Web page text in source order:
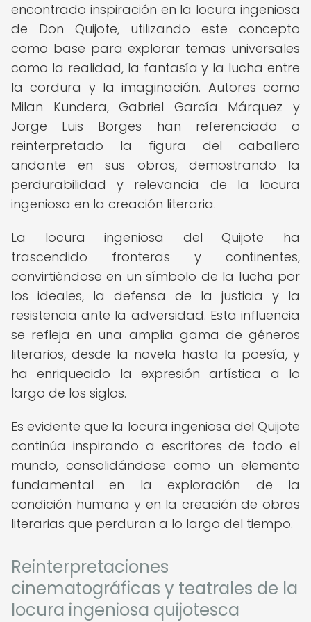
encontrado inspiración en la locura ingeniosa
de Don Quijote, utilizando este concepto
como base para explorar temas universales
como la realidad, la fantasía y la lucha entre
la cordura y la imaginación. Autores como
Milan Kundera, Gabriel García Márquez y
Jorge Luis Borges han referenciado o
reinterpretado la figura del caballero
andante en sus obras, demostrando la
perdurabilidad y relevancia de la locura
ingeniosa en la creación literaria.
La locura ingeniosa del Quijote ha
trascendido fronteras y continentes,
convirtiéndose en un símbolo de la lucha por
los ideales, la defensa de la justicia y la
resistencia ante la adversidad. Esta influencia
se refleja en una amplia gama de géneros
literarios, desde la novela hasta la poesía, y
ha enriquecido la expresión artística a lo
largo de los siglos.
Es evidente que la locura ingeniosa del Quijote
continúa inspirando a escritores de todo el
mundo, consolidándose como un elemento
fundamental en la exploración de la
condición humana y en la creación de obras
literarias que perduran a lo largo del tiempo.
Reinterpretaciones
cinematográficas y teatrales de la
locura ingeniosa quijotesca